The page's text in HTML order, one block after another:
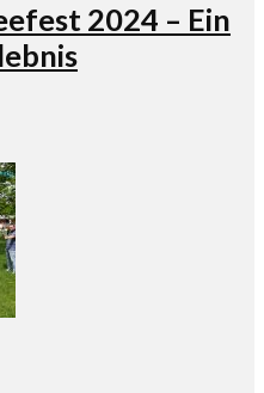
2024 – Ein